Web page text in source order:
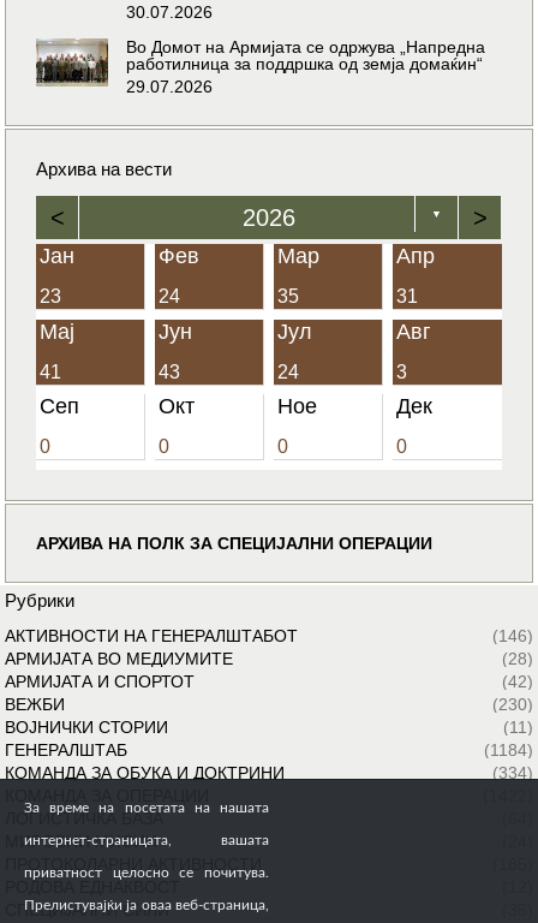
30.07.2026
Во Домот на Армијата се одржува „Напредна
работилница за поддршка од земја домаќин“
29.07.2026
Архива на вести
< 2026 ▼ >
Јан
23
Фев
24
Мар
35
Апр
31
Мај
41
Јун
43
Јул
24
Авг
3
Сеп
0
Окт
0
Ное
0
Дек
0
АРХИВА НА ПОЛК ЗА СПЕЦИЈАЛНИ ОПЕРАЦИИ
Рубрики
АКТИВНОСТИ НА ГЕНЕРАЛШТАБОТ
(146)
АРМИЈАТА ВО МЕДИУМИТЕ
(28)
АРМИЈАТА И СПОРТОТ
(42)
ВЕЖБИ
(230)
ВОЈНИЧКИ СТОРИИ
(11)
ГЕНЕРАЛШТАБ
(1184)
КОМАНДА ЗА ОБУКА И ДОКТРИНИ
(334)
ЛОГИСТИЧКА БАЗА
МИРОВНИ МИСИИ
СПЕЦИЈАЛНИ СИЛИ
За време на посетата на нашата
интернет-страницата, вашата
приватност целосно се почитува.
Прелистувајќи ја оваа веб-страница,